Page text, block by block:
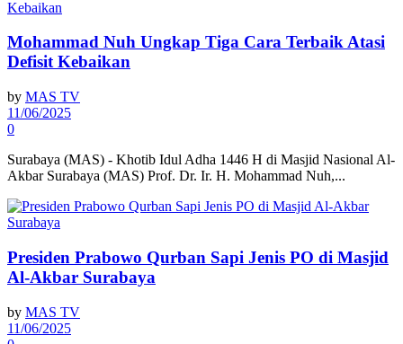
Mohammad Nuh Ungkap Tiga Cara Terbaik Atasi
Defisit Kebaikan
by MAS TV
11/06/2025
0
Surabaya (MAS) - Khotib Idul Adha 1446 H di Masjid Nasional Al-
Akbar Surabaya (MAS) Prof. Dr. Ir. H. Mohammad Nuh,...
Presiden Prabowo Qurban Sapi Jenis PO di Masjid
Al-Akbar Surabaya
by MAS TV
11/06/2025